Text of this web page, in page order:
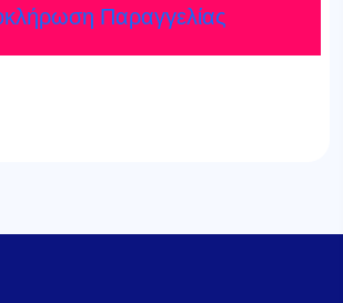
Παραγγελίας